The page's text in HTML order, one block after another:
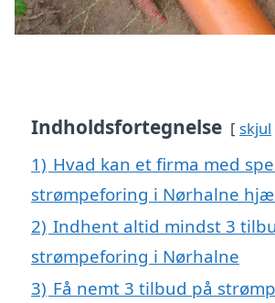
Indholdsfortegnelse skjul
1) Hvad kan et firma med
strømpeforing i Nørhalne
2) Indhent altid mindst 3
strømpeforing i Nørhalne
3) Få nemt 3 tilbud på